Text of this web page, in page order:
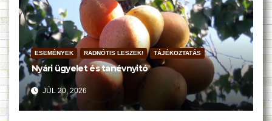
ESEMÉNYEK RADNÓTIS LESZEK! TÁJÉKOZTATÁS
Nyári ügyelet és tanévnyitó
JÚL 20, 2026